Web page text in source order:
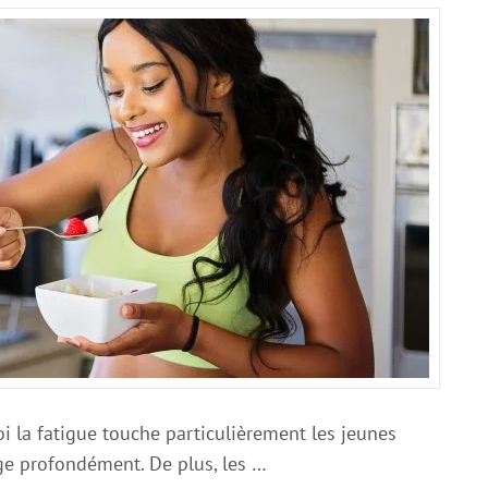
la fatigue touche particulièrement les jeunes
profondément. De plus, les …